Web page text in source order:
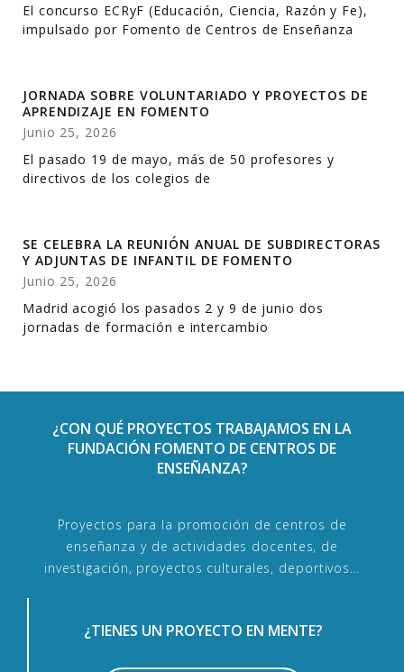
El concurso ECRyF (Educación, Ciencia, Razón y Fe),
impulsado por Fomento de Centros de Enseñanza
JORNADA SOBRE VOLUNTARIADO Y PROYECTOS DE
APRENDIZAJE EN FOMENTO
Junio 25, 2026
El pasado 19 de mayo, más de 50 profesores y
directivos de los colegios de
SE CELEBRA LA REUNIÓN ANUAL DE SUBDIRECTORAS
Y ADJUNTAS DE INFANTIL DE FOMENTO
Junio 25, 2026
Madrid acogió los pasados 2 y 9 de junio dos
jornadas de formación e intercambio
¿CON QUÉ PROYECTOS TRABAJAMOS EN LA
FUNDACIÓN FOMENTO DE CENTROS DE
ENSEÑANZA?
Proyectos para la promoción de centros de
enseñanza y de actividades docentes, de
investigación, proyectos culturales, deportivos…
¿TIENES UN PROYECTO EN MENTE?